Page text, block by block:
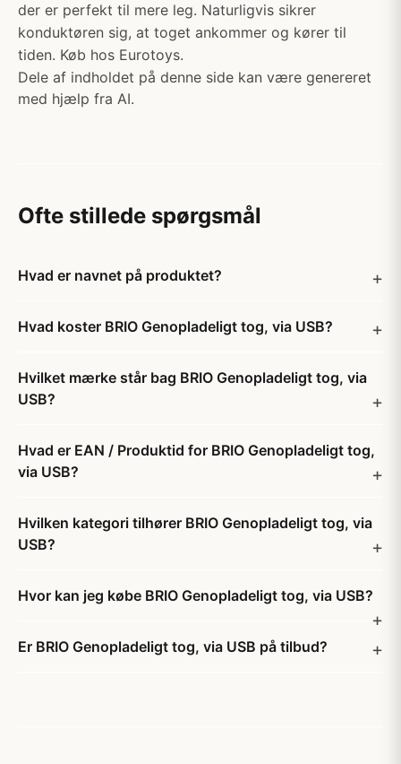
der er perfekt til mere leg. Naturligvis sikrer
konduktøren sig, at toget ankommer og kører til
tiden. Køb hos Eurotoys.
Dele af indholdet på denne side kan være genereret
med hjælp fra AI.
Ofte stillede spørgsmål
Hvad er navnet på produktet?
Hvad koster BRIO Genopladeligt tog, via USB?
Hvilket mærke står bag BRIO Genopladeligt tog, via
USB?
Hvad er EAN / Produktid for BRIO Genopladeligt tog,
via USB?
Hvilken kategori tilhører BRIO Genopladeligt tog, via
USB?
Hvor kan jeg købe BRIO Genopladeligt tog, via USB?
Er BRIO Genopladeligt tog, via USB på tilbud?